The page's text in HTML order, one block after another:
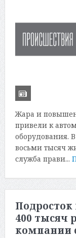
Жара и
привели к
оборудования. В
восьми тысяч
служба прави...
400 тысяч
компании